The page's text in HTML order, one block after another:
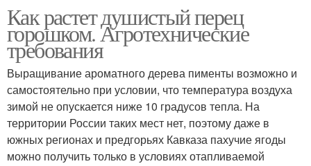
Как растет душистый перец
горошком. Агротехнические
требования
Выращивание ароматного дерева пименты возможно и
самостоятельно при условии, что температура воздуха
зимой не опускается ниже 10 градусов тепла. На
территории России таких мест нет, поэтому даже в
южных регионах и предгорьях Кавказа пахучие ягоды
можно получить только в условиях отапливаемой